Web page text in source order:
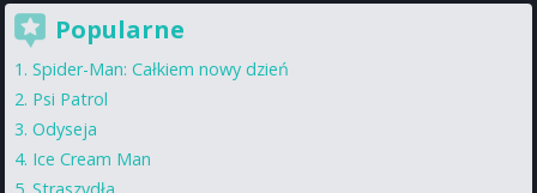
Popularne
Spider-Man: Całkiem nowy dzień
Psi Patrol
Odyseja
Ice Cream Man
Straszydła